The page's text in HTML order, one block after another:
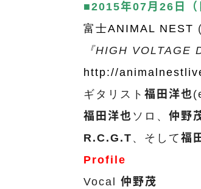
■2015年07月26日（
富士ANIMAL NEST
『HIGH VOLTAGE
http://
ギタリスト 福田洋也
福田洋也 ソロ、 仲野
R.C.G.T 、そして 福
Profile
Vocal 仲野茂